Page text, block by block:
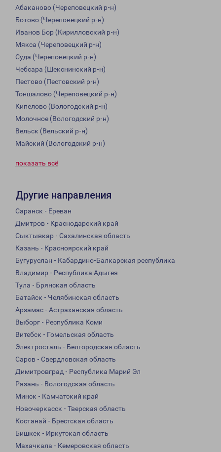
Абаканово (Череповецкий р-н)
Ботово (Череповецкий р-н)
Иванов Бор (Кирилловский р-н)
Мякса (Череповецкий р-н)
Суда (Череповецкий р-н)
Чебсара (Шекснинский р-н)
Пестово (Пестовский р-н)
Тоншалово (Череповецкий р-н)
Кипелово (Вологодский р-н)
Молочное (Вологодский р-н)
Вельск (Вельский р-н)
Майский (Вологодский р-н)
показать всё
Другие направления
Саранск - Ереван
Дмитров - Краснодарский край
Сыктывкар - Сахалинская область
Казань - Красноярский край
Бугуруслан - Кабардино-Балкарская республика
Владимир - Республика Адыгея
Тула - Брянская область
Батайск - Челябинская область
Арзамас - Астраханская область
Выборг - Республика Коми
Витебск - Гомельская область
Электросталь - Белгородская область
Саров - Свердловская область
Димитровград - Республика Марий Эл
Рязань - Вологодская область
Минск - Камчатский край
Новочеркасск - Тверская область
Костанай - Брестская область
Бишкек - Иркутская область
Махачкала - Кемеровская область